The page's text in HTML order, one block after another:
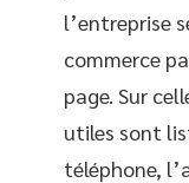
l’entreprise
commerce
page. Sur
utiles sont
téléphone,